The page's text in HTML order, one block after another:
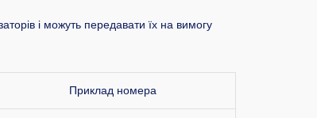
і можуть передавати їх на вимогу
Приклад номера